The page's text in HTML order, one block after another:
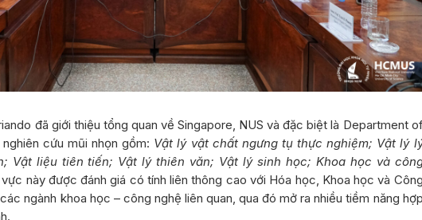
đã giới thiệu tổng quan về Singapore, NUS và đặc biệt là Department
cứu mũi nhọn gồm: Vật lý vật chất ngưng tụ thực nghiệm; Vật lý
Vật liệu tiên tiến; Vật lý thiên văn; Vật lý sinh học; Khoa học và
này được đánh giá có tính liên thông cao với Hóa học, Khoa học và Công
ngành khoa học – công nghệ liên quan, qua đó mở ra nhiều tiềm năng hợp